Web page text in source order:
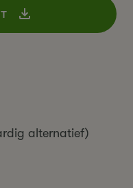
alternatief)